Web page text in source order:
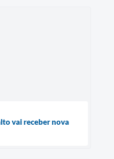
vai receber nova